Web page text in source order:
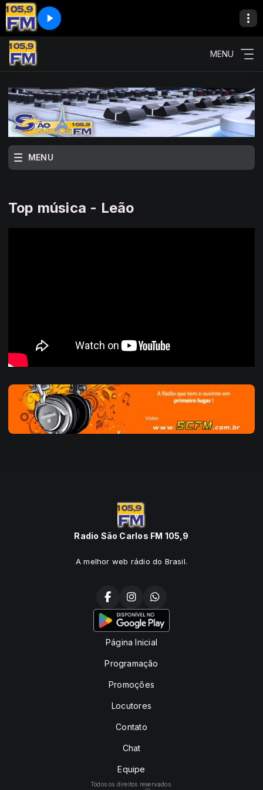
MENU
MENU
Top música - Leão
Radio São Carlos FM 105,9
A melhor web rádio do Brasil.
Página Inicial
Programação
Promoções
Locutores
Contato
Chat
Equipe
Todos os direitos reservados.